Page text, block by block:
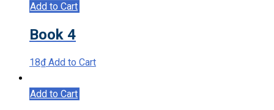
Add to Cart
Book 4
18₫ Add to Cart
Add to Cart